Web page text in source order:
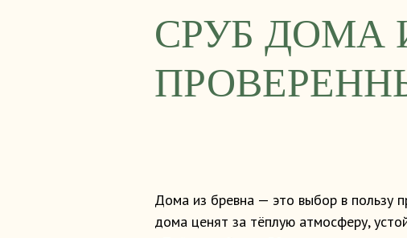
СРУБ ДОМА
Дома из бревна — это выбор в пользу
дома ценят за тёплую атмосферу,